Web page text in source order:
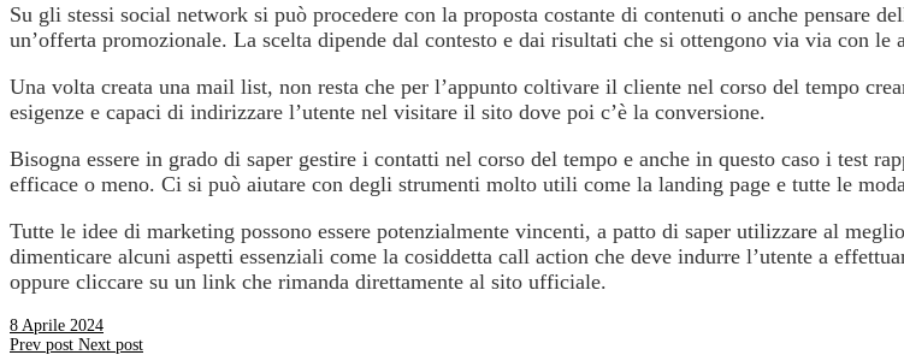
Su gli stessi social network si può procedere con la proposta costante di contenuti o anche pensare
un’offerta promozionale. La scelta dipende dal contesto e dai risultati che si ottengono via via con le
Una volta creata una mail list, non resta che per l’appunto coltivare il cliente nel corso del tempo
esigenze e capaci di indirizzare l’utente nel visitare il sito dove poi c’è la conversione.
Bisogna essere in grado di saper gestire i contatti nel corso del tempo e anche in questo caso i test
efficace o meno. Ci si può aiutare con degli strumenti molto utili come la landing page e tutte le
Tutte le idee di marketing possono essere potenzialmente vincenti, a patto di saper utilizzare al
dimenticare alcuni aspetti essenziali come la cosiddetta call action che deve indurre l’utente a
oppure cliccare su un link che rimanda direttamente al sito ufficiale.
8 Aprile 2024
Prev post Next post